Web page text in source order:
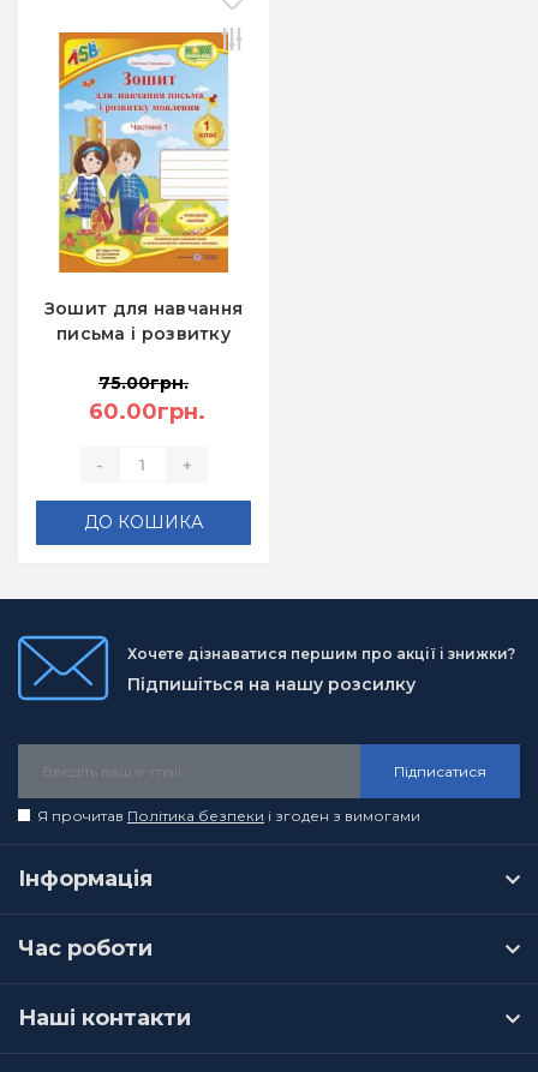
Зошит для навчання
письма і розвитку
частина 1 до
підручника
Тарнавська С.С.
75.00грн.
60.00грн.
- +
ДО КОШИКА
Хочете дізнаватися першим про акції і знижки?
Підпишіться на нашу розсилку
Підписатися
Я прочитав Політика безпеки і згоден з вимогами
Інформація
Час роботи
Наші контакти